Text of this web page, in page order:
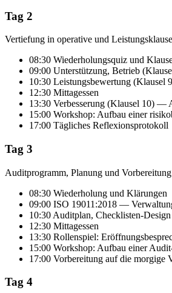
Tag 2
Vertiefung in operative und
08:30 Wiederholungsquiz und
09:00 Unterstützung, Betrieb
10:30 Leistungsbewertung
12:30 Mittagessen
13:30 Verbesserung (Klausel 10) —
15:00 Workshop: Aufbau einer
17:00 Tägliches Reflexionsprotokoll
Tag 3
Auditprogramm, Planung und Vorbereitung
08:30 Wiederholung und Klärungen
09:00 ISO 19011:2018 —
10:30 Auditplan, Checklisten-
12:30 Mittagessen
13:30 Rollenspiel:
15:00 Workshop: Aufbau einer
17:00 Vorbereitung auf die morgige
Tag 4